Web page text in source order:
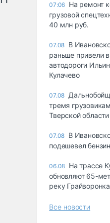
07:06 На ремонт
грузовой
40 млн руб.
07.08 В
раньше привели
автодороги
Кулачево
07.08
тремя
Тверской области
07.08 В
подешевел бензин
06.08 На трассе
обновляют 65-
реку Грайворонка
Все новости